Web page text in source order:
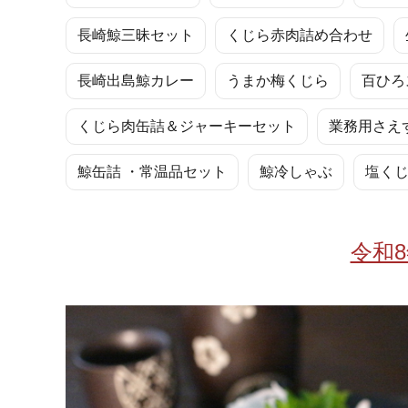
お酒 珈琲/
鍋 旬の食
産地検索
家電 キッズ
健康/美容 ペット
長崎鯨三昧セット くじら赤肉詰め合わせ
長崎出島鯨カレー うまか梅くじら 百ひ
くじら肉缶詰＆ジャーキーセット 業務用さえ
鯨缶詰 ・常温品セット 鯨冷しゃぶ 塩く
令和